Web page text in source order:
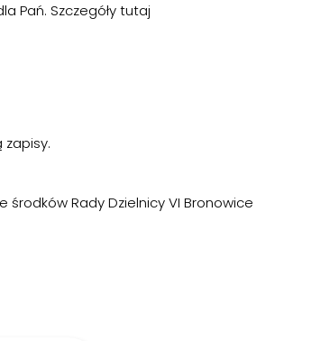
Pań. Szczegółytutaj
zapisy.
środków Rady Dzielnicy VI Bronowice